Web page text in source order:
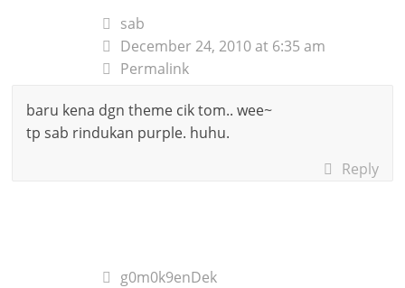
sab
December 24, 2010 at 6:35 am
Permalink
baru kena dgn theme cik tom.. wee~
tp sab rindukan purple. huhu.
Reply
g0m0k9enDek